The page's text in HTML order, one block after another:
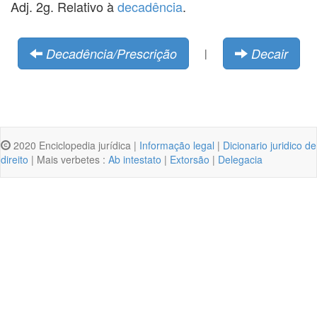
Adj. 2g. Relativo àdecadência.
Decadência/Prescrição | Decair
2020 Enciclopedia jurídica | Informação legal | Dicionario juridico de
direito | Mais verbetes : Ab intestato | Extorsão | Delegacia